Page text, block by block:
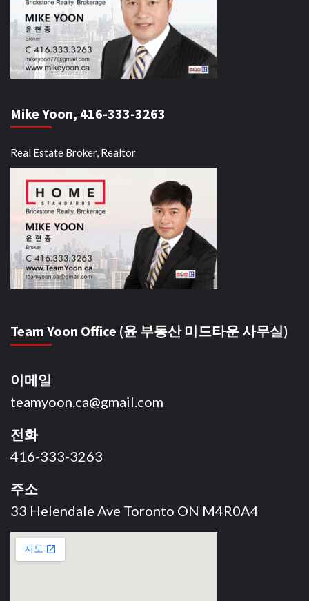
Mike Yoon, 416-333-3263
Real Estate Broker, Realtor
Team Yoon Office (윤 부동산 미드타운 사무실)
이메일
teamyoon.ca@gmail.com
전화
416-333-3263
주소
33 Helendale Ave Toronto ON M4R0A4